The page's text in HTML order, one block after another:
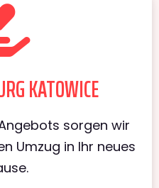
KATOWICE
sorgen wir
Umzug in Ihr neues